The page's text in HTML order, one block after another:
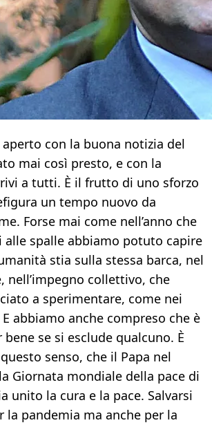
aperto con la buona notizia del
mai così presto, e con la
a tutti. È il frutto di uno sforzo
un tempo nuovo da
Forse mai come nell’anno che
alle spalle abbiamo potuto capire
stia sulla stessa barca, nel
nell’impegno collettivo, che
a sperimentare, come nei
abbiamo anche compreso che è
se si esclude qualcuno. È
senso, che il Papa nel
Giornata mondiale della pace di
unito la cura e la pace. Salvarsi
la pandemia ma anche per la